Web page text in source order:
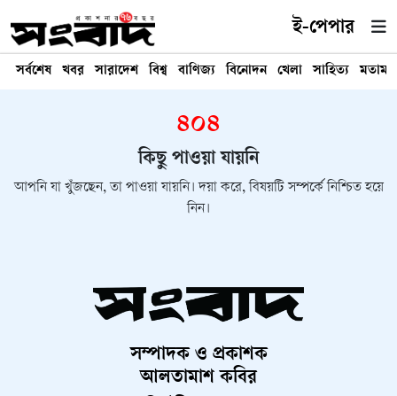
ই-পেপার
সর্বশেষ খবর সারাদেশ বিশ্ব বাণিজ্য বিনোদন খেলা সাহিত্য মতামত
৪০৪
কিছু পাওয়া যায়নি
আপনি যা খুঁজছেন, তা পাওয়া যায়নি। দয়া করে, বিষয়টি সম্পর্কে নিশ্চিত হয়ে
নিন।
সম্পাদক ও প্রকাশক
আলতামাশ কবির